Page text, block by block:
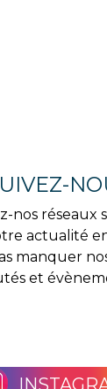
nos réseaux
actualité
manquer
et